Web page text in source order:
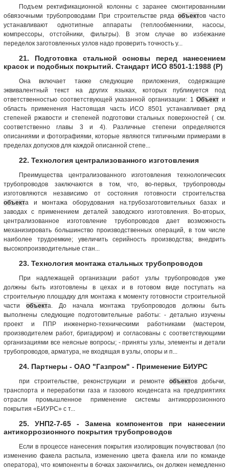
Подъем ректификационной колонны с заранее смонтированными
обвязочными трубопроводами При строительстве ряда объектов часто
устанавливают однотипные аппараты (теплообменники, насосы,
компрессоры, отстойники, фильтры). В этом случае во избежание
переделок заготовленных узлов надо проверить точность у...
21. Подготовка стальной основы перед нанесением
красок и подобных покрытий. Стандарт ИСО 8501-1:1988 (Р)
Она включает также следующие приложения, содержащие
эквивалентный текст на других языках, которых публикуется под
ответственностью соответствующей указанной организации: 1Объект и
область применения Настоящая часть ИСО 8501 устанавливает ряд
степеней ржавости и степеней подготовки стальных поверхностей ( см.
соответственно главы 3 и 4). Различные степени определяются
описаниями и фотографиями, которые являются типичными примерами в
пределах допусков для каждой описанной степе...
22. Технология централизованного изготовления
Преимущества централизованного изготовления технологических
трубопроводов заключаются в том, что, во-первых, трубопроводы
изготовляются независимо от состояния готовности строительства
объекта и монтажа оборудования на.трубозаготовительных базах и
заводах с применением деталей заводского изготовления. Во-вторых,
централизованное изготовление трубопроводов дает возможность
механизировать большинство производственных операций, в том числе
наиболее трудоемкие; увеличить серийность производства; внедрить
высокопроизводительные стан...
23. Технология монтажа стальных трубопроводов
При надлежащей организации работ узлы трубопроводов уже
должны быть изготовлены в цехах и в готовом виде поступать на
строительную площадку для монтажа к моменту готовности строительной
части объекта. До начала монтажа трубопроводов должны быть
выполнены следующие подготовительные работы: - детально изучены
проект и ППР инженерно-техническими работниками (мастером,
производителем работ, бригадиром) и согласованы с соответствующими
организациями все неясные вопросы; - приняты узлы, элементы и детали
трубопроводов, арматура, не входящая в узлы, опоры и п...
24. Партнеры - ОАО "Газпром" - Применение БИУРС
при строительстве, реконструкции и ремонте объектов добычи,
транспорта и переработки газа и газового конденсата на предприятиях
отрасли промышленное применение системы антикоррозионного
покрытия «БИУРС» с т...
25. УНП2-7-65 - Замена компонентов при нанесении
антикоррозионного покрытия трубопроводов
Если в процессе нанесения покрытия изолировщик почувствовал (по
изменению факела распыла, изменению цвета факела или по команде
оператора), что компоненты в бочках закончились, он должен немедленно